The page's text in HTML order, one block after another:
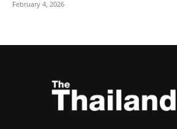
February 4, 2026